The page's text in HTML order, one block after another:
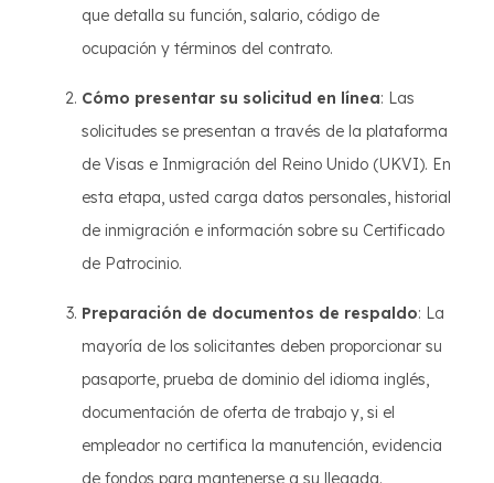
que detalla su función, salario, código de
ocupación y términos del contrato.
Cómo presentar su solicitud en línea: Las
solicitudes se presentan a través de la plataforma
de Visas e Inmigración del Reino Unido (UKVI). En
esta etapa, usted carga datos personales, historial
de inmigración e información sobre su Certificado
de Patrocinio.
Preparación de documentos de respaldo: La
mayoría de los solicitantes deben proporcionar su
pasaporte, prueba de dominio del idioma inglés,
documentación de oferta de trabajo y, si el
empleador no certifica la manutención, evidencia
de fondos para mantenerse a su llegada.